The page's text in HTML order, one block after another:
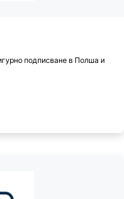
подписване в Полша и